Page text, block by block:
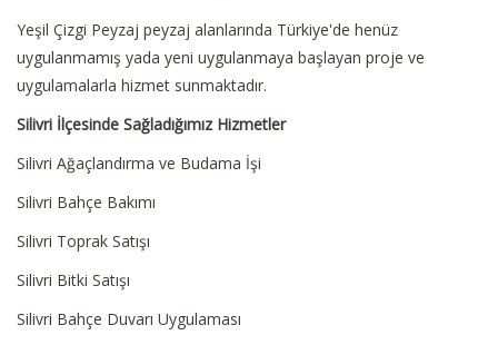
Yeşil Çizgi Peyzaj peyzaj alanlarında Türkiye'de henüz
uygulanmamış yada yeni uygulanmaya başlayan proje ve
uygulamalarla hizmet sunmaktadır.
Silivri İlçesinde Sağladığımız Hizmetler
Silivri Ağaçlandırma ve Budama İşi
Silivri Bahçe Bakımı
Silivri Toprak Satışı
Silivri Bitki Satışı
Silivri Bahçe Duvarı Uygulaması